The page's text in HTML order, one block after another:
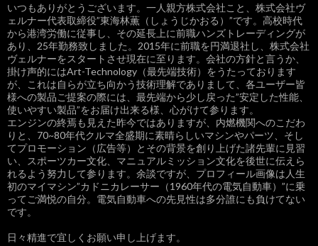
いつもありがとうございます。一人親方株式会社こと、株式会社ヴ
ェルナー代表取締役”東海林薫（しょうじかおる）”です。高校時代
から港湾労働に従事し、その延長上に前職ハンズトレーディングが
あり、25年勤務致しました。2015年に前職を円満退社し、株式会社
ヴェルナーをスタートさせ現在に至ります。会社の方針と言うか、
掛け声的にはArt-Technology（最先端技術）をうたっております
が、これは自らが立ち向かう技術理解でありまして、各ユーザー皆
様への製品ご提案の際には、最先端から少し戻った”安定した性能、
使いやすい製品”をお届け出来る様、心がけて参ります。
エンジンの終焉も見えた昨今ではありますが、内燃機関へのこだわ
りと、70~80年代クルマ全盛期に素晴らしいマシンやパーツ、そし
てプロモーション（広告等）とその背景を創り上げた諸先輩に見習
い、スポーツカー文化、マニュアルミッション文化を後世に伝えら
れるよう努力して参ります。余談ですが、プロフィール画像は人生
初のマイマシン”カドニカレーサー（1960年代の電気自動車）”に乗
ってご満悦の自分。電気自動車への先見性は多分誰にも負けてない
です。
日々精進で宜しくお願い申し上げます。